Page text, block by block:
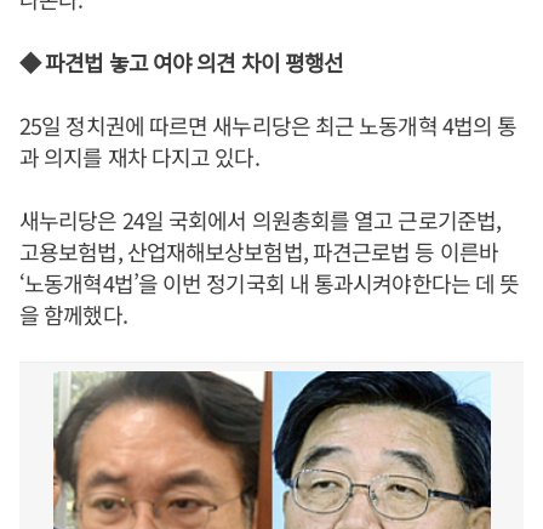
◆ 파견법 놓고 여야 의견 차이 평행선
25일 정치권에 따르면 새누리당은 최근 노동개혁 4법의 통
과 의지를 재차 다지고 있다.
새누리당은 24일 국회에서 의원총회를 열고 근로기준법,
고용보험법, 산업재해보상보험법, 파견근로법 등 이른바
‘노동개혁4법’을 이번 정기국회 내 통과시켜야한다는 데 뜻
을 함께했다.